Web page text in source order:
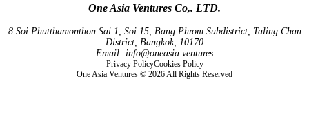
One Asia Ventures Co,. LTD.
8 Soi Phutthamonthon Sai 1, Soi 15, Bang Phrom Subdistrict, Taling Chan
District, Bangkok, 10170
Email: info@oneasia.ventures
Privacy PolicyCookies Policy
One Asia Ventures © 2026 All Rights Reserved